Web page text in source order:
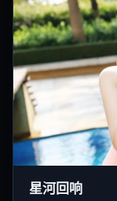
星河回响